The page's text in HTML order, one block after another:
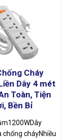
Cháy
Dây 4 mét
Toàn, Tiện
Bền Bỉ
chống cháyNhiều